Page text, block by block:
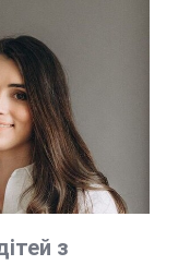
з